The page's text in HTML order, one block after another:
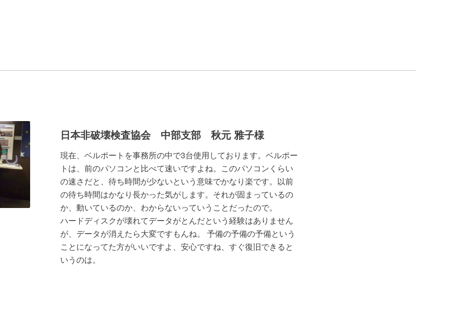
日本非破壊検査協会 中部支部 秋元 雅子様
現在、ベルポートを事務所の中で3台使用しております。ベルポー
トは、前のパソコンと比べて速いですよね。このパソコンくらい
の速さだと、待ち時間が少ないという意味でかなり楽です。以前
の待ち時間はかなり長かった気がします。それが固まっているの
か、動いているのか、わからないっていうことだったので。
ハードディスクが壊れてデータがとんだという経験はありません
が、データが消えたら大変ですもんね。 予備の予備の予備という
ことになってた方がいいですよ、安心ですね、すぐ復旧できると
いうのは。